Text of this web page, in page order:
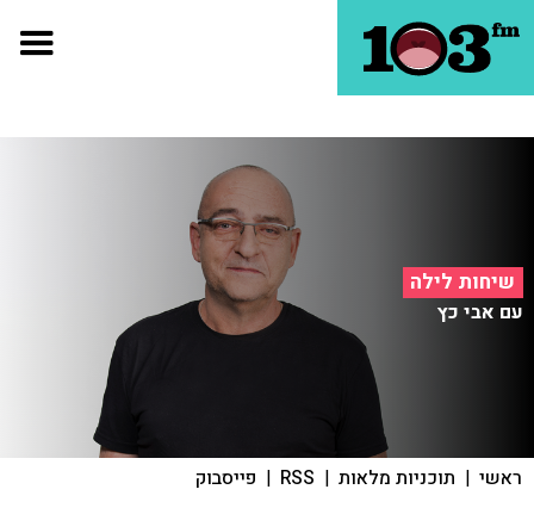
שיחות לילה
עם אבי כץ
ראשי | תוכניות מלאות |
RSS
| פייסבוק